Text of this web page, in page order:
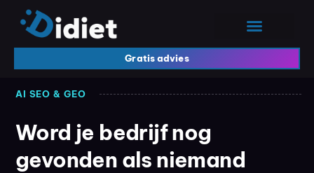
Gratis advies
AI SEO & GEO
Word je bedrijf nog
gevonden als niemand